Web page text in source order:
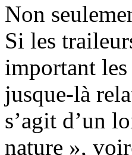
Non
Si les
important
jusque-là
s’agit d’un
nature »,